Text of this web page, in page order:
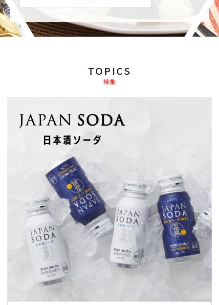
キーワードから探す
search
アルコール度数
価格から探す
円 ～ 円
検索
TOPICS
特集